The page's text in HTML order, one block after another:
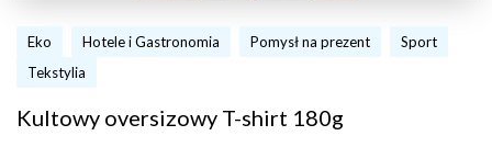
Eko Hotele i Gastronomia Pomysł na prezent
Sport
Tekstylia
Kultowy oversizowy T-shirt 180g